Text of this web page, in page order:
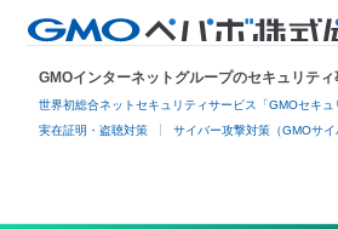
GMOインターネットグループのセキュリティ
世界初総合ネットセキュリティサービス「GMOセキュ
実在証明・盗聴対策 サイバー攻撃対策（GMOサ